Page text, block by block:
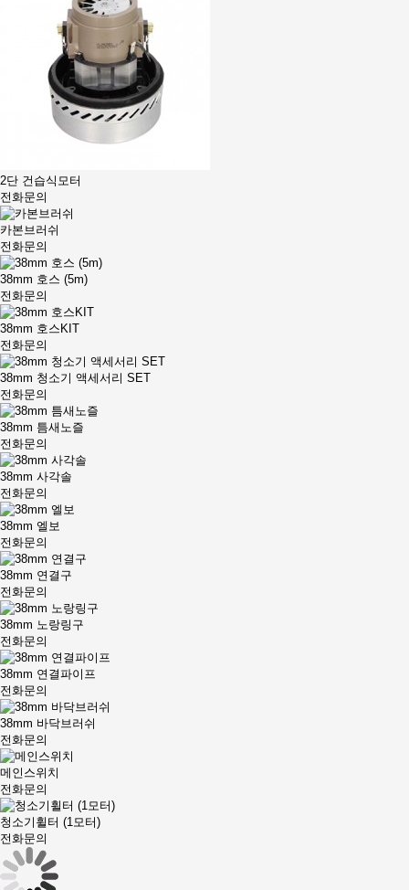
2단 건습식모터
전화문의
카본브러쉬
전화문의
38mm 호스 (5m)
전화문의
38mm 호스KIT
전화문의
38mm 청소기 액세서리 SET
전화문의
38mm 틈새노즐
전화문의
38mm 사각솔
전화문의
38mm 엘보
전화문의
38mm 연결구
전화문의
38mm 노랑링구
전화문의
38mm 연결파이프
전화문의
38mm 바닥브러쉬
전화문의
메인스위치
전화문의
청소기휠터 (1모터)
전화문의